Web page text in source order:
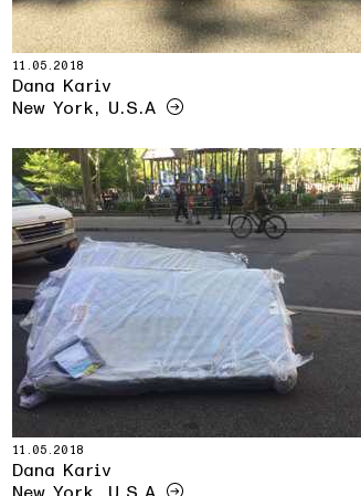
11.05.2018
Dana Kariv
New York, U.S.A
11.05.2018
Dana Kariv